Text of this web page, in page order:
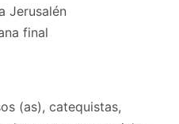
Jerusalén
final
(as), catequistas,